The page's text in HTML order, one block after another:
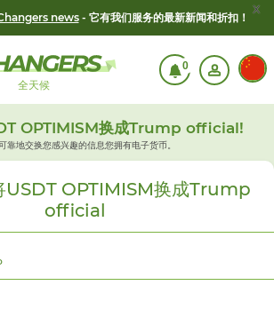
news- 它有我们服务的最新新闻和折扣！
x
全天候
0
OPTIMISM换成Trump official!
靠地交换您感兴趣的信息您拥有电子货币。
USDT OPTIMISM换成Trump
official